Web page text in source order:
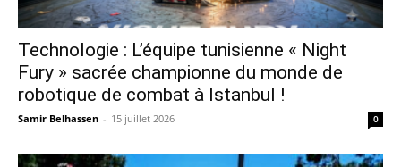
Technologie : L’équipe tunisienne « Night
Fury » sacrée championne du monde de
robotique de combat à Istanbul !
Samir Belhassen - 15 juillet 2026 0